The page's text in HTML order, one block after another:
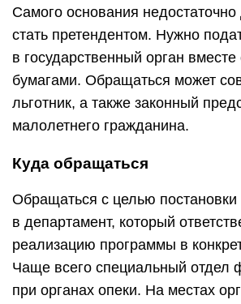
Самого основания недостаточно
стать претендентом. Нужно
в государственный орган вместе
бумагами. Обращаться может
льготник, а также законный
малолетнего гражданина.
Куда обращаться
Обращаться с целью постановки
в департамент, который
реализацию программы в
Чаще всего специальный отдел
при органах опеки. На местах